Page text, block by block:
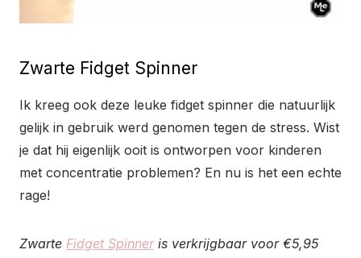
Zwarte Fidget Spinner
Ik kreeg ook deze leuke fidget spinner die natuurlijk
gelijk in gebruik werd genomen tegen de stress. Wist
je dat hij eigenlijk ooit is ontworpen voor kinderen
met concentratie problemen? En nu is het een echte
rage!
Zwarte Fidget Spinneris verkrijgbaar voor €5,95